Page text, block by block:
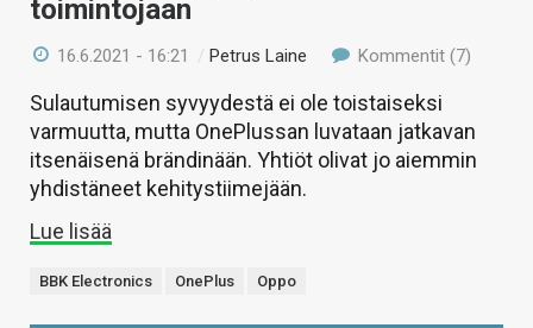
toimintojaan
16.6.2021 - 16:21 /Petrus Laine Kommentit (7)
Sulautumisen syvyydestä ei ole toistaiseksi
varmuutta, mutta OnePlussan luvataan jatkavan
itsenäisenä brändinään. Yhtiöt olivat jo aiemmin
yhdistäneet kehitystiimejään.
Lue lisää
BBK Electronics OnePlus Oppo